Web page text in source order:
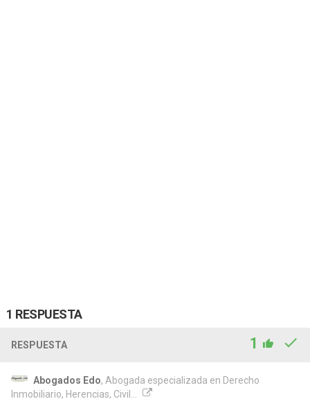
1 RESPUESTA
RESPUESTA 1
Abogados Edo, Abogada especializada en Derecho
Inmobiliario, Herencias, Civil...